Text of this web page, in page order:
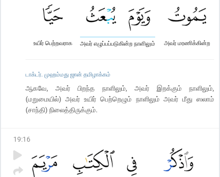
அவர் மரணிக்கின்ற
அவர் எழுப்பப்படுகின்ற நாளிலும்
உயிர் பெற்றவராக
டாக்டர். முஹம்மது ஜான் தமிழாக்கம்
ஆகவே, அவர் பிறந்த நாளிலும், அவர் இறக்கும் நாளிலும்,
(மறுமையில்) அவர் உயிர் பெற்றெழும் நாளிலும் அவர் மீது ஸலாம்
(சாந்தி) நிலைத்திருக்கும்.
19:16